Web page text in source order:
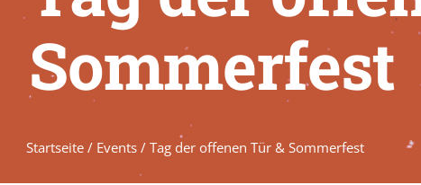
Sommerfest
Startseite / Events / Tag der offenen Tür & Sommerfest